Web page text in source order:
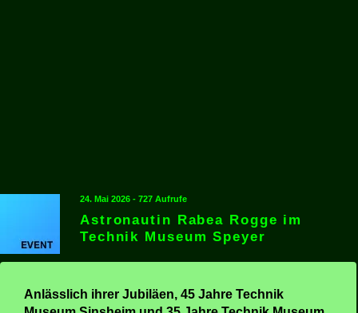
24. Mai 2026 - 727 Aufrufe
Astronautin Rabea Rogge im
Technik Museum Speyer
Anlässlich ihrer Jubiläen, 45 Jahre Technik